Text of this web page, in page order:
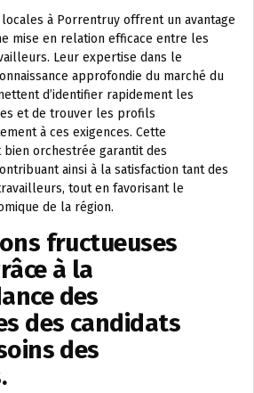
locales à Porrentruy offrent un avantage
mise en relation efficace entre les
Leur expertise dans le
approfondie du marché du
d’identifier rapidement les
et de trouver les profils
à ces exigences. Cette
orchestrée garantit des
ainsi à la satisfaction tant des
tout en favorisant le
de la région.
fructueuses
à la
des
des candidats
des